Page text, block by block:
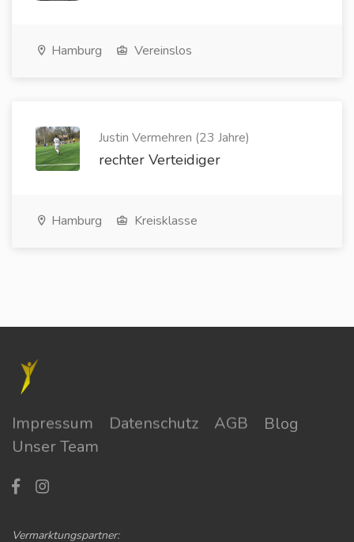
Hamburg Vereinslos
Justin Vermehren (23 Jahre)
rechter Verteidiger
Hamburg Kreisklasse
Impressum Datenschutz AGB
Blog
Unser Team
Vermarktungspartner: